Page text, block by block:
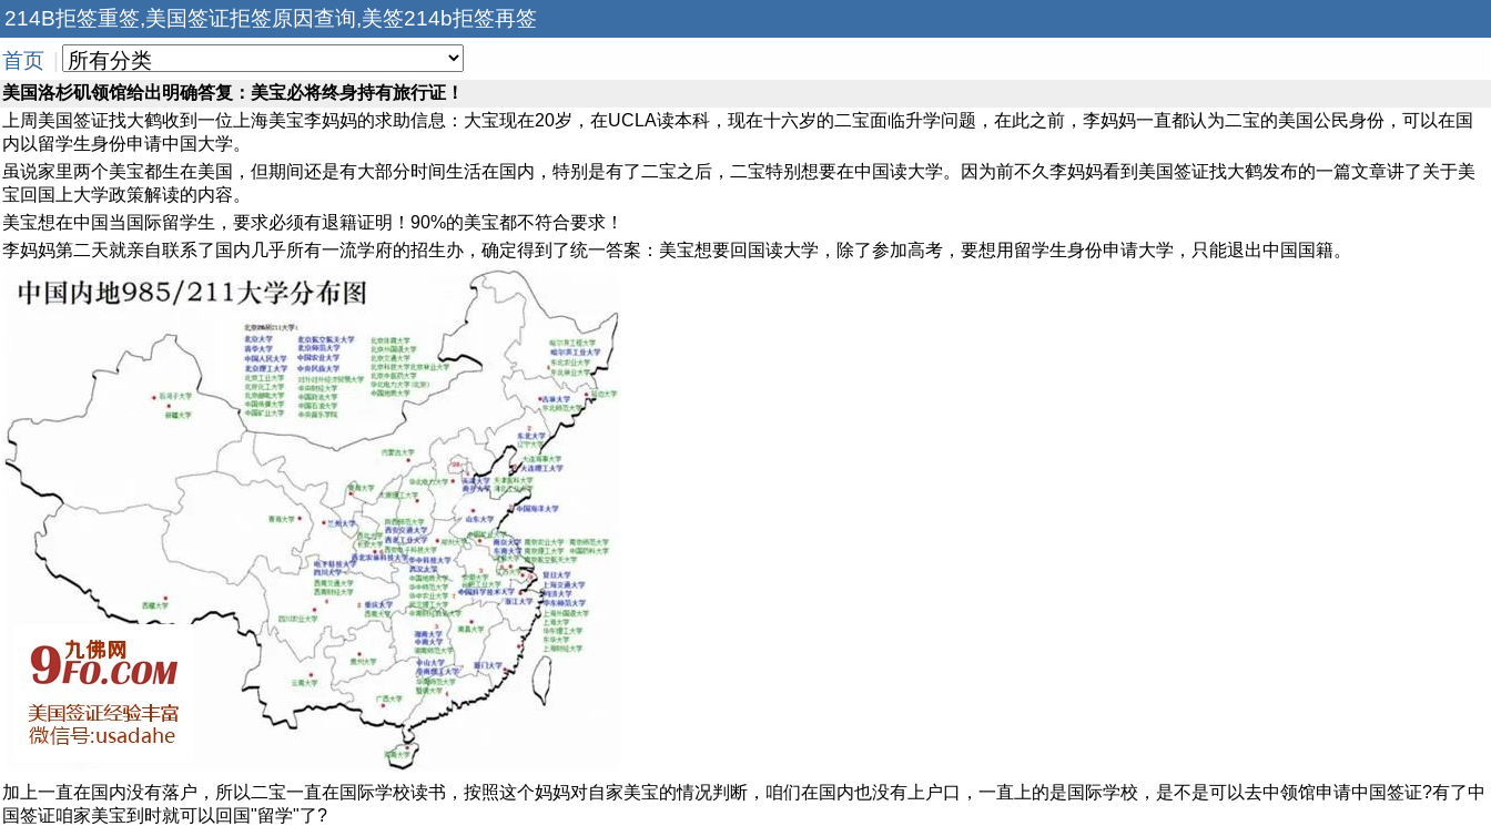
214B拒签重签,美国签证拒签原因查询,美签214b拒签再签
首页
美国洛杉矶领馆给出明确答复：美宝必将终身持有旅行证！
上周美国签证找大鹤收到一位上海美宝李妈妈的求助信息：大宝现在20岁，在UCLA读本科，现在十六岁的二宝面临升学问题，在此之前，李妈妈一直都认为二宝的美国公民身份，可以在国
内以留学生身份申请中国大学。
虽说家里两个美宝都生在美国，但期间还是有大部分时间生活在国内，特别是有了二宝之后，二宝特别想要在中国读大学。因为前不久李妈妈看到美国签证找大鹤发布的一篇文章讲了关于美
宝回国上大学政策解读的内容。
美宝想在中国当国际留学生，要求必须有退籍证明！90%的美宝都不符合要求！
李妈妈第二天就亲自联系了国内几乎所有一流学府的招生办，确定得到了统一答案：美宝想要回国读大学，除了参加高考，要想用留学生身份申请大学，只能退出中国国籍。
加上一直在国内没有落户，所以二宝一直在国际学校读书，按照这个妈妈对自家美宝的情况判断，咱们在国内也没有上户口，一直上的是国际学校，是不是可以去中领馆申请中国签证?有了中
国签证咱家美宝到时就可以回国"留学"了?